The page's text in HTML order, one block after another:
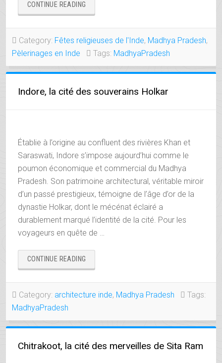
CONTINUE READING
LA
SEIGNEUR
DU
Category: Fêtes religieuses de l'Inde, Madhya Pradesh,
Pèlerinages en Inde
Tags: MadhyaPradesh
Indore, la cité des souverains Holkar
Établie à l’origine au confluent des rivières Khan et
Saraswati, Indore s’impose aujourd’hui comme le
poumon économique et commercial du Madhya
Pradesh. Son patrimoine architectural, véritable miroir
d’un passé prestigieux, témoigne de l’âge d’or de la
dynastie Holkar, dont le mécénat éclairé a
durablement marqué l’identité de la cité. Pour les
voyageurs en quête de …
CONTINUE READING
LA
SOUVERAINS
Category: architecture inde, Madhya Pradesh
Tags:
MadhyaPradesh
Chitrakoot, la cité des merveilles de Sita Ram